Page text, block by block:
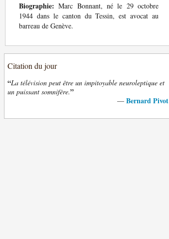
Biographie: Marc Bonnant, né le 29 octobre
1944 dans le canton du Tessin, est avocat au
barreau de Genève.
Citation du jour
“La télévision peut être un impitoyable neuroleptique et
un puissant somnifère.”
— Bernard Pivot